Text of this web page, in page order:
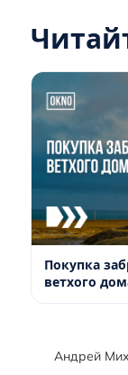
Покупка
ветхого
Андрей